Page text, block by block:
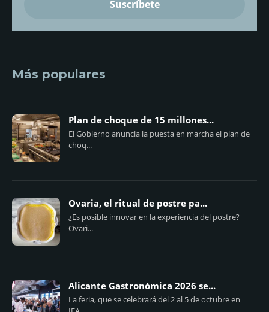
Más populares
Plan de choque de 15 millones...
El Gobierno anuncia la puesta en marcha el plan de
choq...
Ovaria, el ritual de postre pa...
¿Es posible innovar en la experiencia del postre?
Ovari...
Alicante Gastronómica 2026 se...
La feria, que se celebrará del 2 al 5 de octubre en